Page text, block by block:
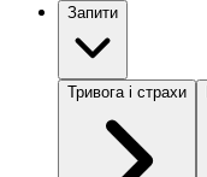
Запити
Тривога і страхи